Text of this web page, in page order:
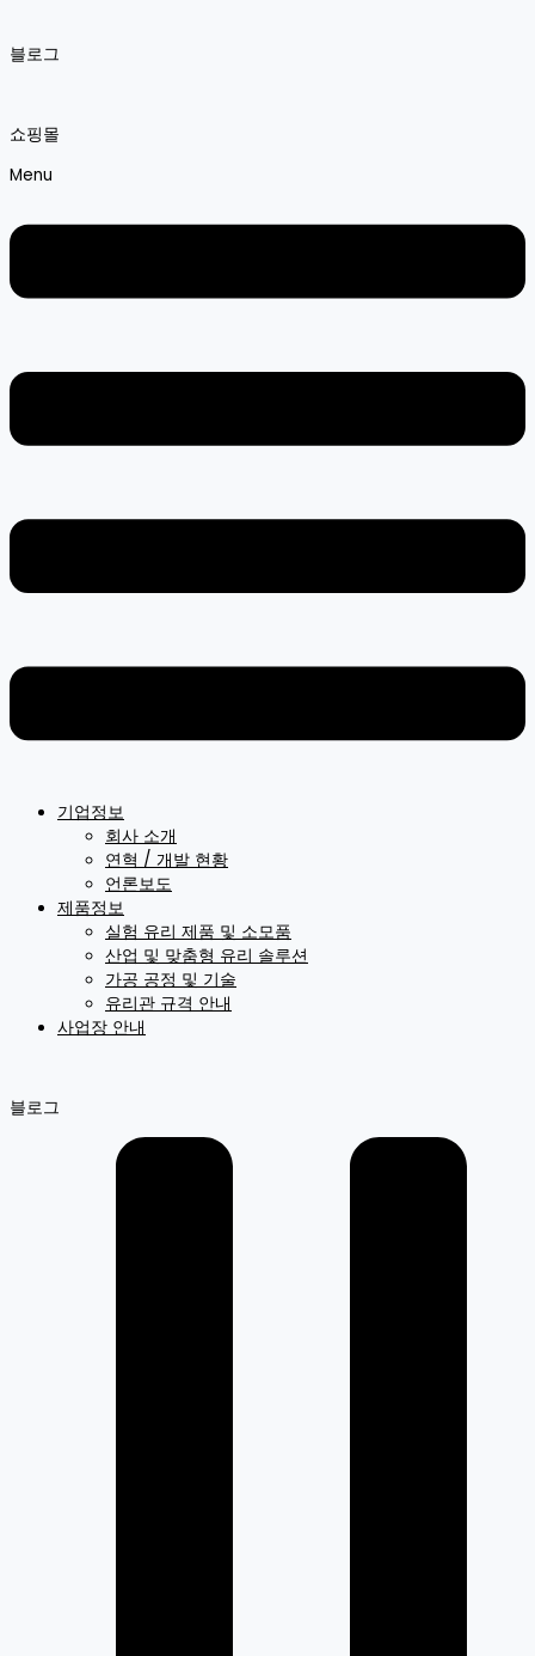
블로그
쇼핑몰
Menu
기업정보
회사 소개
연혁 / 개발 현황
언론보도
제품정보
실험 유리 제품 및 소모품
산업 및 맞춤형 유리 솔루션
가공 공정 및 기술
유리관 규격 안내
사업장 안내
블로그